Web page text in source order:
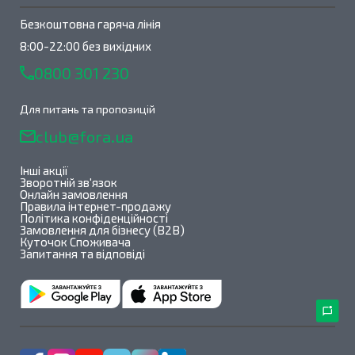
Безкоштовна гаряча лінія
8:00-22:00 без вихідних
0800 301 230
Для питань та пропозицій
club@fora.ua
Інші акції
Зворотній зв'язок
Онлайн замовлення
Правила інтернет-продажу
Політика конфіденційності
Замовлення для бізнесу (B2B)
Куточок Споживача
Запитання та відповіді